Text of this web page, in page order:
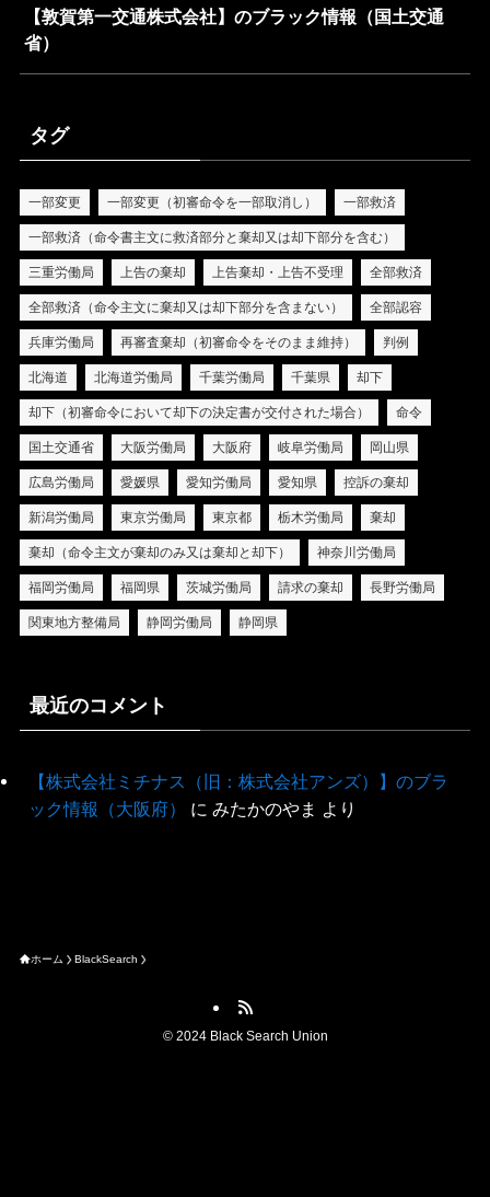
【敦賀第一交通株式会社】のブラック情報（国土交通
省）
タグ
一部変更 一部変更（初審命令を一部取消し） 一部救済
一部救済（命令書主文に救済部分と棄却又は却下部分を含む）
三重労働局 上告の棄却 上告棄却・上告不受理 全部救済
全部救済（命令主文に棄却又は却下部分を含まない） 全部認容
兵庫労働局 再審査棄却（初審命令をそのまま維持） 判例
北海道 北海道労働局 千葉労働局 千葉県 却下
却下（初審命令において却下の決定書が交付された場合） 命令
国土交通省 大阪労働局 大阪府 岐阜労働局 岡山県
広島労働局 愛媛県 愛知労働局 愛知県 控訴の棄却
新潟労働局 東京労働局 東京都 栃木労働局 棄却
棄却（命令主文が棄却のみ又は棄却と却下） 神奈川労働局
福岡労働局 福岡県 茨城労働局 請求の棄却 長野労働局
関東地方整備局 静岡労働局 静岡県
最近のコメント
【株式会社ミチナス（旧：株式会社アンズ）】のブラ
ック情報（大阪府）
に みたかのやま より
ホーム BlackSearch
©2024 Black Search Union